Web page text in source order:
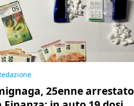
25enne arrestato